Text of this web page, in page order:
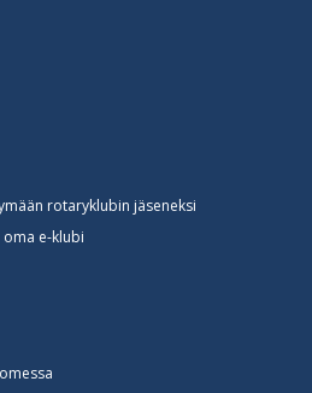
rotaryklubin jäseneksi
e-klubi